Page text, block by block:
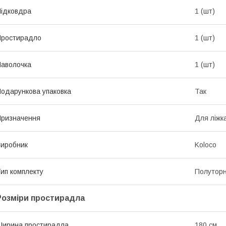
1 (шт)
1 (шт)
1 (шт)
упаковка Так
Для
Koloco
комплекту
простирадла